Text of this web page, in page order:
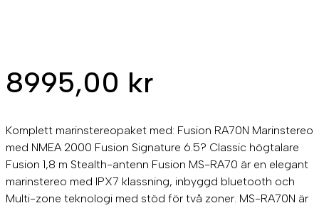
8995,00 kr
Komplett marinstereopaket med: Fusion RA70N Marinstereo
med NMEA 2000 Fusion Signature 6.5? Classic högtalare
Fusion 1,8 m Stealth-antenn Fusion MS-RA70 är en elegant
marinstereo med IPX7 klassning, inbyggd bluetooth och
Multi-zone teknologi med stöd för två zoner. MS-RA70N är